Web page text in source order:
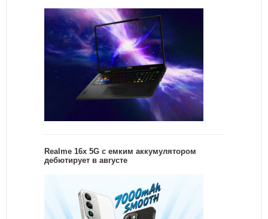
Realme 16x 5G с емким аккумулятором
дебютирует в августе